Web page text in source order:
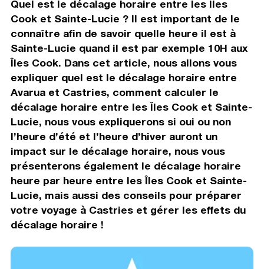
Quel est le décalage horaire entre les Îles
Cook et Sainte-Lucie ? Il est important de le
connaître afin de savoir quelle heure il est à
Sainte-Lucie quand il est par exemple 10H aux
Îles Cook. Dans cet article, nous allons vous
expliquer quel est le décalage horaire entre
Avarua et Castries, comment calculer le
décalage horaire entre les Îles Cook et Sainte-
Lucie, nous vous expliquerons si oui ou non
l’heure d’été et l’heure d’hiver auront un
impact sur le décalage horaire, nous vous
présenterons également le décalage horaire
heure par heure entre les Îles Cook et Sainte-
Lucie, mais aussi des conseils pour préparer
votre voyage à Castries et gérer les effets du
décalage horaire !